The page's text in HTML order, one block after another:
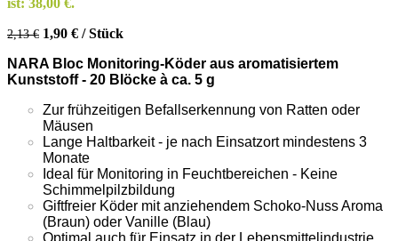
ist: 38,00 €.
2,13€ 1,90 € /Stück
NARA Bloc Monitoring-Köder aus aromatisiertem
Kunststoff - 20 Blöcke à ca. 5 g
Zur frühzeitigen Befallserkennung von Ratten oder
Mäusen
Lange Haltbarkeit - je nach Einsatzort mindestens 3
Monate
Ideal für Monitoring in Feuchtbereichen - Keine
Schimmelpilzbildung
Giftfreier Köder mit anziehendem Schoko-Nuss Aroma
(Braun) oder Vanille (Blau)
Optimal auch für Einsatz in der Lebensmittelindustrie,